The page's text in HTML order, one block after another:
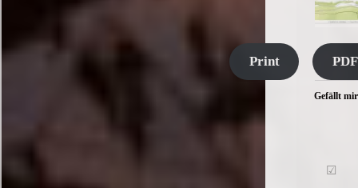
Print PDF
Gefällt